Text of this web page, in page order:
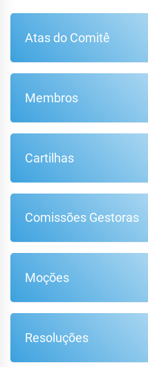
Atas do Comitê
Membros
Cartilhas
Comissões Gestoras
Moções
Resoluções